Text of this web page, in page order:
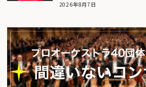
2026年8月7日